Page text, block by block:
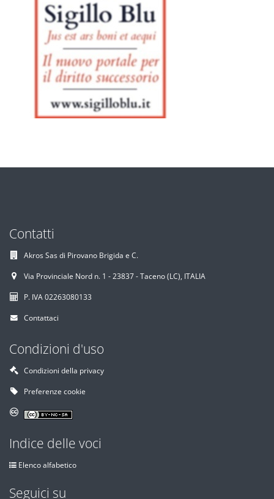
Contatti
Akros Sas di Pirovano Brigida e C.
Via Provinciale Nord n. 1 - 23837 - Taceno (LC), ITALIA
P. IVA 02263080133
Contattaci
Condizioni d'uso
Condizioni della privacy
Preferenze cookie
Indice delle voci
Elenco alfabetico
Seguici su